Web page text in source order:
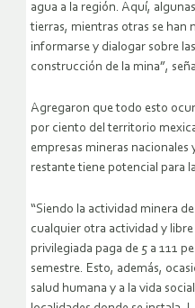
agua a la región. Aquí,
tierras, mientras otras se han
informarse y dialogar sobre
construcción de la mina”,
Agregaron que todo esto
por ciento del territorio
empresas mineras
restante tiene potencial para
“Siendo la actividad minera
cualquier otra actividad y
privilegiada paga de 5 a 111
semestre. Esto, además,
salud humana y a la vida